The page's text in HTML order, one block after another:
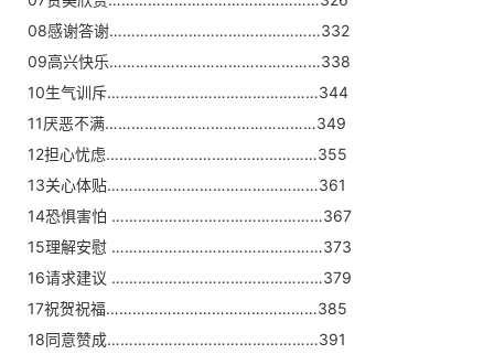
08感谢答谢…………………………………………332
09高兴快乐…………………………………………338
10生气训斥…………………………………………344
11厌恶不满…………………………………………349
12担心忧虑…………………………………………355
13关心体贴…………………………………………361
14恐惧害怕 …………………………………………367
15理解安慰 …………………………………………373
16请求建议 …………………………………………379
17祝贺祝福…………………………………………385
18同意赞成…………………………………………391